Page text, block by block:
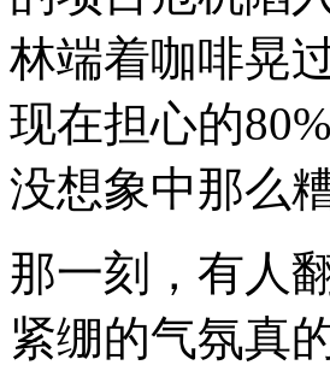
林端着咖啡晃
现在担心的
没想象中那么
那一刻，有人
紧绷的气氛真